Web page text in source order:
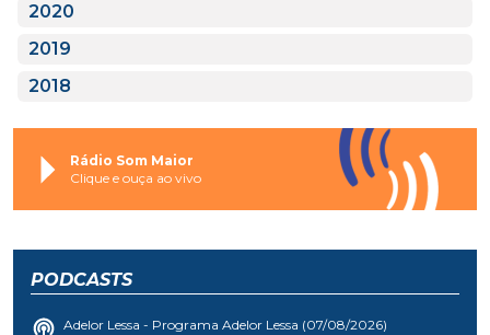
2020
2019
2018
Rádio Som Maior
Clique e ouça ao vivo
PODCASTS
Adelor Lessa - Programa Adelor Lessa (07/08/2026)